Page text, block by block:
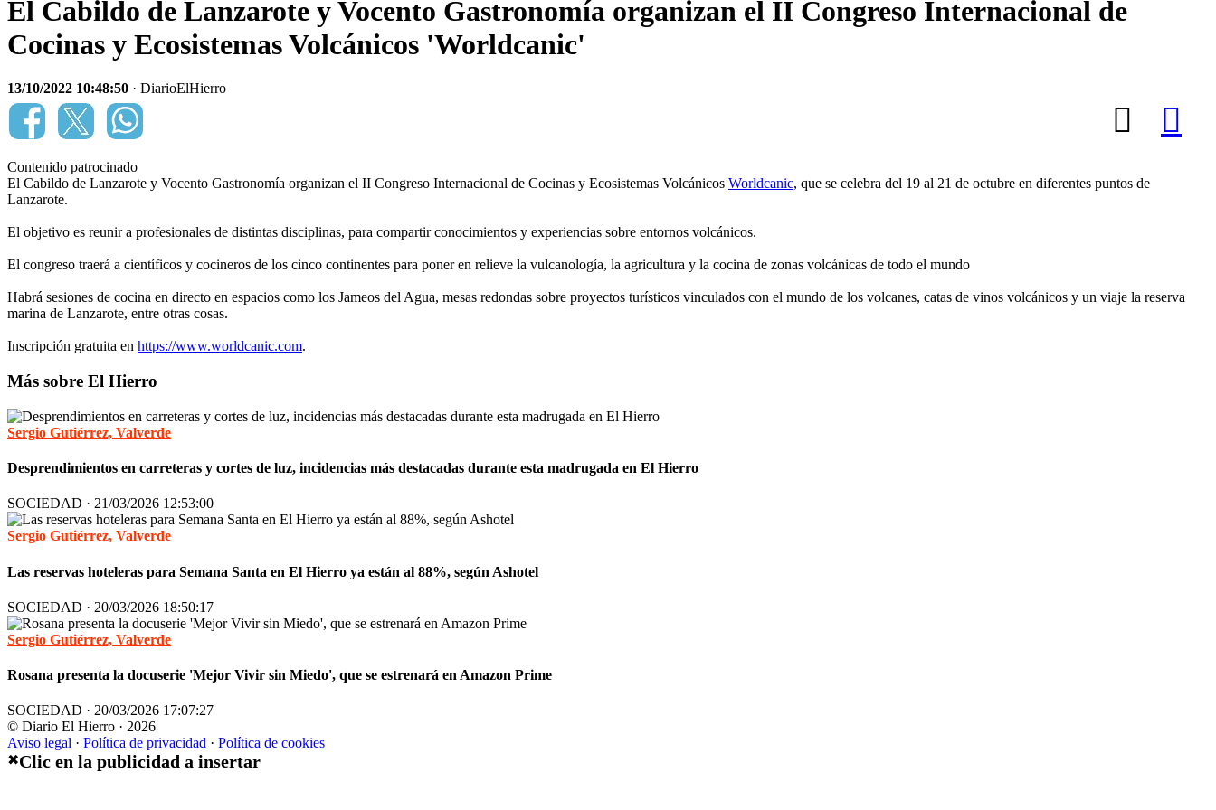
El Cabildo de Lanzarote y Vocento Gastronomía organizan el II Congreso Internacional de
Cocinas y Ecosistemas Volcánicos 'Worldcanic'
13/10/2022 10:48:50 · DiarioElHierro
Contenido patrocinado
El Cabildo de Lanzarote y Vocento Gastronomía organizan el II Congreso Internacional de Cocinas y Ecosistemas Volcánicos Worldcanic, que se celebra del 19 al 21 de octubre en diferentes puntos de
Lanzarote.
El objetivo es reunir a profesionales de distintas disciplinas, para compartir conocimientos y experiencias sobre entornos volcánicos.
El congreso traerá a científicos y cocineros de los cinco continentes para poner en relieve la vulcanología, la agricultura y la cocina de zonas volcánicas de todo el mundo
Habrá sesiones de cocina en directo en espacios como los Jameos del Agua, mesas redondas sobre proyectos turísticos vinculados con el mundo de los volcanes, catas de vinos volcánicos y un viaje la reserva
marina de Lanzarote, entre otras cosas.
Inscripción gratuita en https://www.worldcanic.com.
Más sobre El Hierro
Sergio Gutiérrez, Valverde
Desprendimientos en carreteras y cortes de luz, incidencias más destacadas durante esta madrugada en El Hierro
SOCIEDAD · 21/03/2026 12:53:00
Sergio Gutiérrez, Valverde
Las reservas hoteleras para Semana Santa en El Hierro ya están al 88%, según Ashotel
SOCIEDAD · 20/03/2026 18:50:17
Sergio Gutiérrez, Valverde
Rosana presenta la docuserie 'Mejor Vivir sin Miedo', que se estrenará en Amazon Prime
SOCIEDAD · 20/03/2026 17:07:27
© Diario El Hierro · 2026
Aviso legal · Política de privacidad · Política de cookies
✖Clic en la publicidad a insertar